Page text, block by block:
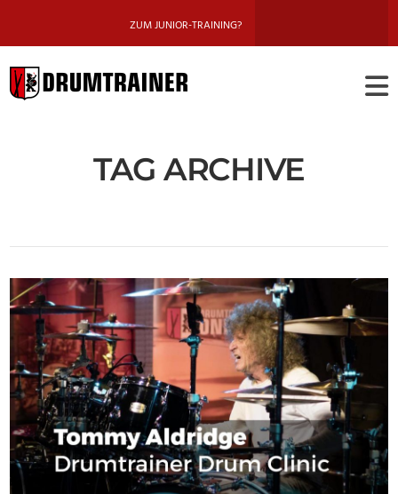
ZUM JUNIOR-TRAINING?
TAG ARCHIVE